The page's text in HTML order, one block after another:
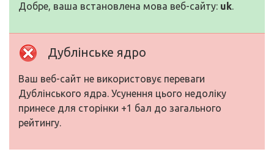
Добре, ваша встановлена мова веб-сайту: uk.
Дублінське ядро
Ваш веб-сайт не використовує переваги
Дублінського ядра. Усунення цього недоліку
принесе для сторінки +1 бал до загального
рейтингу.